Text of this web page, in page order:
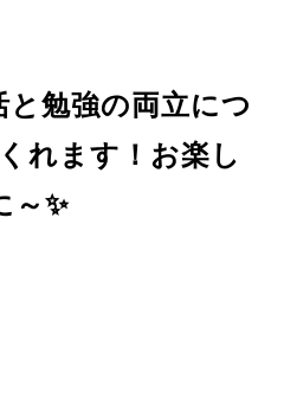
勉強の両立につ
れます！お楽し
～✨